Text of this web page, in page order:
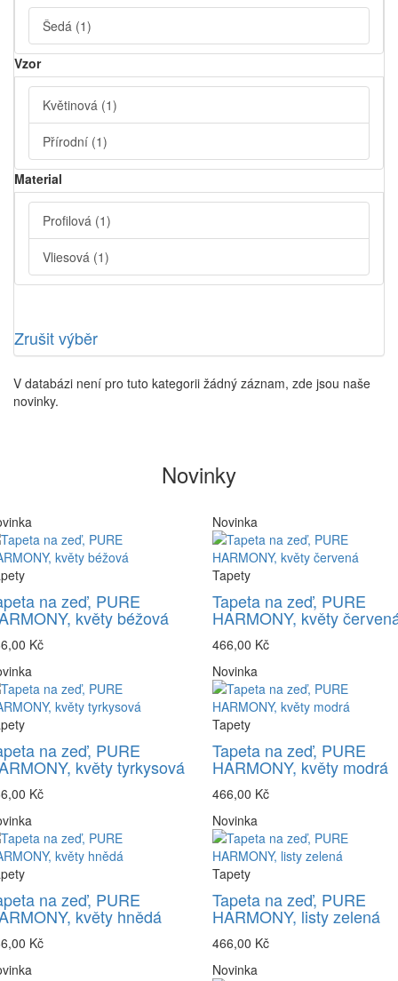
Šedá (1)
Vzor
Květinová (1)
Přírodní (1)
Material
Profilová (1)
Vliesová (1)
Zrušit výběr
V databázi není pro tuto kategorii žádný záznam, zde jsou naše
novinky.
Novinky
na zeď, PURE
květy béžová
Kč
Novinka
Tapety
Tapeta na zeď, PURE
HARMONY, květy
466,00 Kč
na zeď, PURE
květy tyrkysová
Kč
Novinka
Tapety
Tapeta na zeď, PURE
HARMONY, květy modrá
466,00 Kč
na zeď, PURE
květy hnědá
Kč
Novinka
Tapety
Tapeta na zeď, PURE
HARMONY, listy zelená
466,00 Kč
Novinka